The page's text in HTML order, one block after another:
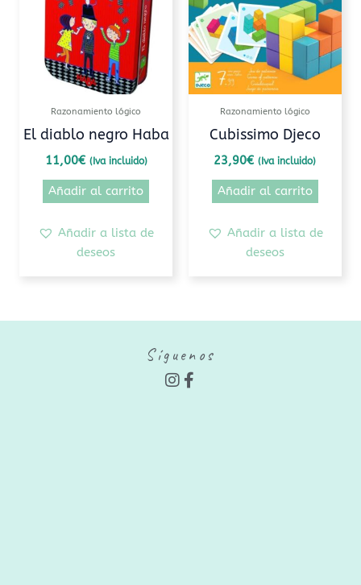
Razonamiento lógico
El diablo negro Haba
11,00€ (Iva incluido)
Añadir al carrito
Añadir a lista de
deseos
Razonamiento lógico
Cubissimo Djeco
23,90€ (Iva incluido)
Añadir al carrito
Añadir a lista de
deseos
Síguenos
I
n
F
a